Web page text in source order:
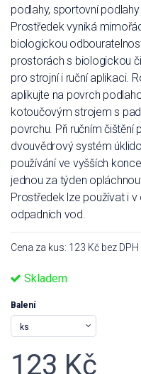
podlahy, sportovní
Prostředek vyniká
biologickou
prostorách s biologickou
pro strojní i ruční aplikaci.
aplikujte na povrch
kotoučovým strojem s
povrchu. Při ručním
dvouvědrový systém
používání ve vyšších
jednou za týden
Prostředek lze používat i
odpadních vod.
Cena za kus: 123 Kč bez DPH
Skladem
Balení
123 Kč